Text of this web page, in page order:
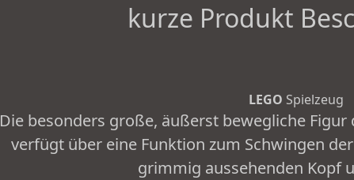
kurze Produkt
LEGO Spielzeug
Die besonders große, äußerst bewegliche Figur
verfügt über eine Funktion zum Schwingen
grimmig aussehenden Kopf